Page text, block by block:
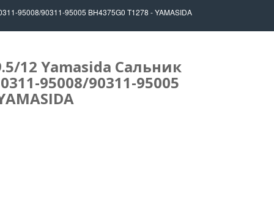
95008/90311-95005 BH4375G0 T1278 - YAMASIDA
12 Yamasida Сальник
95008/90311-95005